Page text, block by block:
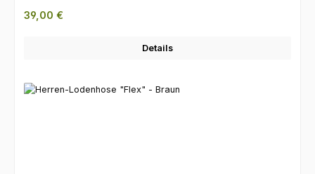
Regulärer Preis:
39,00 €
Details